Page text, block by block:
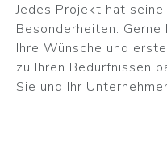
Jedes Projekt hat
Besonderheiten.
Ihre Wünsche und
zu Ihren Bedürfnissen
Sie und Ihr